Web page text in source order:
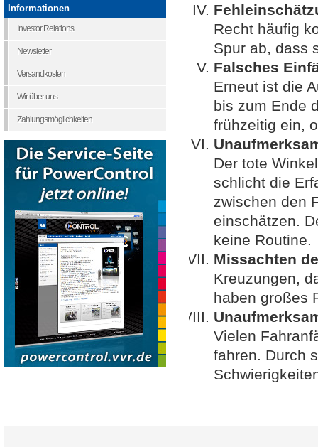
Recht häufig
Spur ab, dass
Falsches
Erneut ist die
bis zum Ende
frühzeitig ein,
Der tote
schlicht die
zwischen den
einschätzen.
keine Routine.
Missachten
Kreuzungen,
haben großes
Vielen
fahren. Durch
Informationen
Investor Relations
Newsletter
Versandkosten
Wir über uns
Zahlungsmöglichkeiten